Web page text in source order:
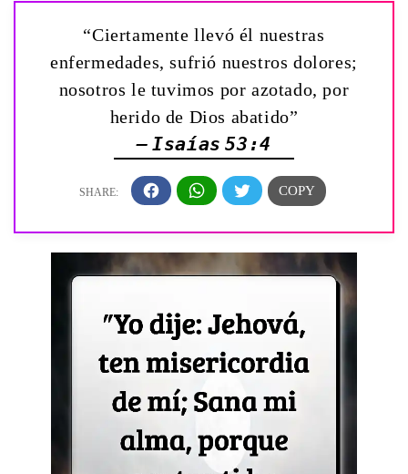
“Ciertamente llevó él nuestras
enfermedades, sufrió nuestros dolores;
nosotros le tuvimos por azotado, por
herido de Dios abatido”
— Isaías 53:4